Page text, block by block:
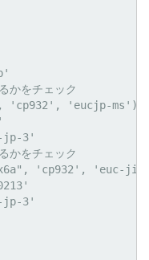
かをチェック
'cp932', 'eucjp-ms')
3'
かをチェック
'cp932', 'euc-
3'